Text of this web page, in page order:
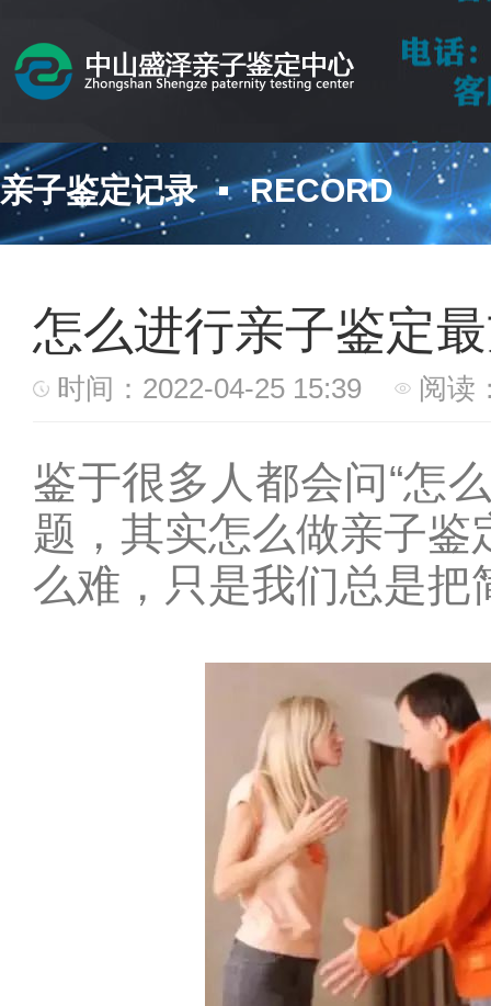
亲子鉴定记录 RECORD
怎么进行亲子鉴定
时间：2022-04-25 15:39 阅读
鉴于很多人都会问“怎
题，其实怎么做亲子
么难，只是我们总是把